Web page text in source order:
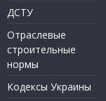
ДСТУ
Отраслевые
строительные
нормы
Кодексы Украины